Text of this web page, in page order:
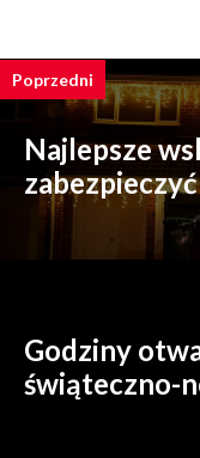
Poprzedni
Najlepsze
Godziny
świąteczno-